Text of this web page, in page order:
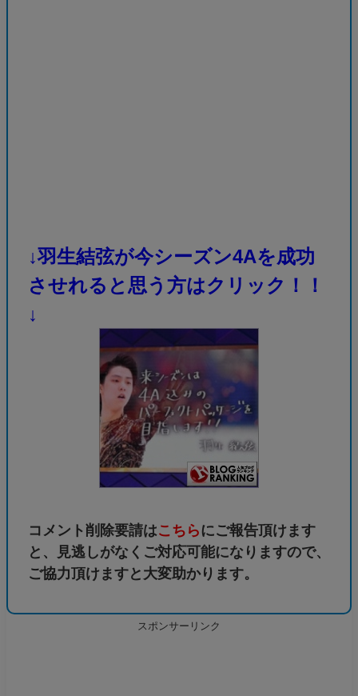
↓羽生結弦が今シーズン4Aを成功
させれると思う方はクリック！！
↓
コメント削除要請はこちら にご報告頂けます
と、見逃しがなくご対応可能になりますので、
ご協力頂けますと大変助かります。
スポンサーリンク